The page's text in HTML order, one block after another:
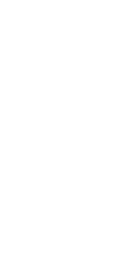
em doentes
hipertensão